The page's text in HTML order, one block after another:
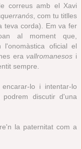
correus amb el Xavi
, com tu titlles
teva corda). Em va fer
al moment que,
l'onomàstica oficial el
era vallromanesos i
sempre.
lo i intentar-lo
discutir d'una
la paternitat com a